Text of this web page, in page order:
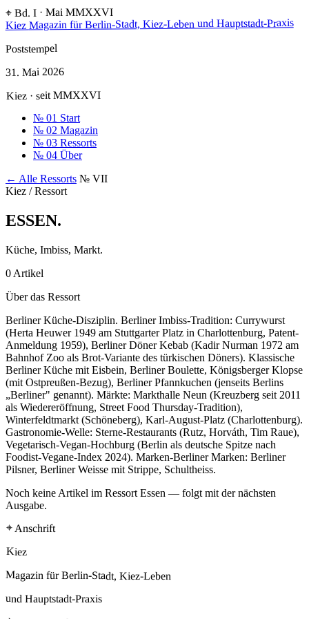
⌖ Bd. I · Mai MMXXVI
Kiez Magazin für Berlin-Stadt, Kiez-Leben und Hauptstadt-Praxis
Poststempel
31. Mai 2026
Kiez · seit MMXXVI
№ 01 Start
№ 02 Magazin
№ 03 Ressorts
№ 04 Über
← Alle Ressorts № VII
Kiez / Ressort
ESSEN.
Küche, Imbiss, Markt.
0 Artikel
Über das Ressort
Berliner Küche-Disziplin. Berliner Imbiss-Tradition: Currywurst
(Herta Heuwer 1949 am Stuttgarter Platz in Charlottenburg, Patent-
Anmeldung 1959), Berliner Döner Kebab (Kadir Nurman 1972 am
Bahnhof Zoo als Brot-Variante des türkischen Döners). Klassische
Berliner Küche mit Eisbein, Berliner Boulette, Königsberger Klopse
(mit Ostpreußen-Bezug), Berliner Pfannkuchen (jenseits Berlins
„Berliner" genannt). Märkte: Markthalle Neun (Kreuzberg seit 2011
als Wiedereröffnung, Street Food Thursday-Tradition),
Winterfeldtmarkt (Schöneberg), Karl-August-Platz (Charlottenburg).
Gastronomie-Welle: Sterne-Restaurants (Rutz, Horváth, Tim Raue),
Vegetarisch-Vegan-Hochburg (Berlin als deutsche Spitze nach
Foodist-Vegane-Index 2024). Marken-Berliner Marken: Berliner
Pilsner, Berliner Weisse mit Strippe, Schultheiss.
Noch keine Artikel im Ressort Essen — folgt mit der nächsten
Ausgabe.
⌖ Anschrift
Kiez
Magazin für Berlin-Stadt, Kiez-Leben
und Hauptstadt-Praxis